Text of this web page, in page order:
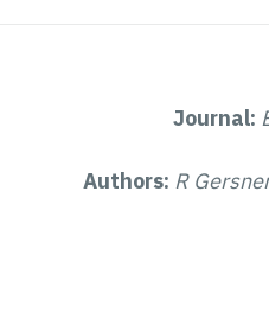
Journal:
Authors: R